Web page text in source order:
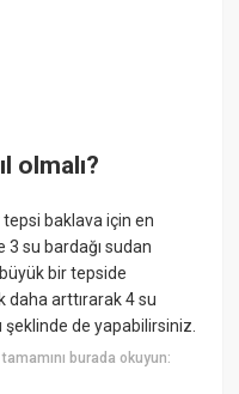
olmalı?
tepsi baklava için en
3 su bardağı sudan
bir tepside
daha arttırarak 4 su
şeklinde de yapabilirsiniz.
tamamını burada okuyun: